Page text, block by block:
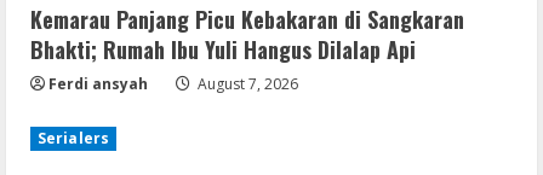
Kemarau Panjang Picu Kebakaran di Sangkaran
Bhakti; Rumah Ibu Yuli Hangus Dilalap Api
Ferdi ansyah August 7, 2026
Serialers